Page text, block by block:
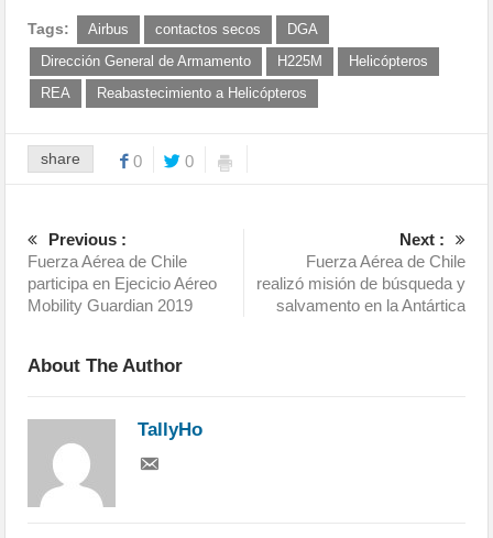
Tags: Airbus contactos secos
DGA
Dirección General de Armamento
H225M
Helicópteros
REA
Reabastecimiento a Helicópteros
share 0 0
Previous :
Fuerza Aérea de Chile
participa en Ejecicio Aéreo
Mobility Guardian 2019
Next :
Fuerza Aérea de Chile
realizó misión de búsqueda y
salvamento en la Antártica
About The Author
TallyHo